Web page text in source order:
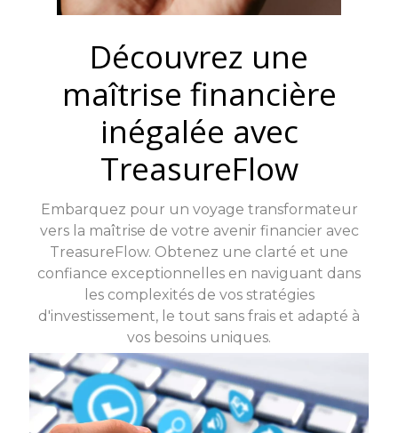
Découvrez une
maîtrise financière
inégalée avec
TreasureFlow
Embarquez pour un voyage transformateur
vers la maîtrise de votre avenir financier avec
TreasureFlow. Obtenez une clarté et une
confiance exceptionnelles en naviguant dans
les complexités de vos stratégies
d'investissement, le tout sans frais et adapté à
vos besoins uniques.